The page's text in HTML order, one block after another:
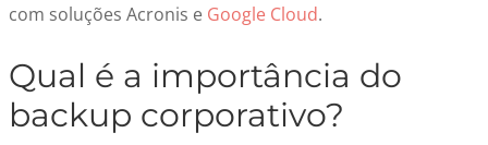
com soluções Acronis e Google Cloud.
Qual é a importância do
backup corporativo?